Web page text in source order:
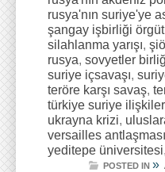
rusya'nın suriye'ye
şangay işbirliği
silahlanma yarışı, şiö
rusya, sovyetler
suriye içsavaşı,
teröre karşı savaş,
türkiye suriye
ukrayna krizi,
versailles antlaşması
yeditepe üniversitesi,
POSTED IN »